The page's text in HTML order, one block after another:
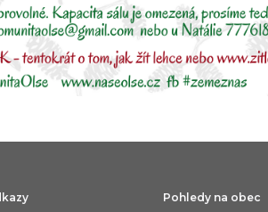
Pohledy na obec